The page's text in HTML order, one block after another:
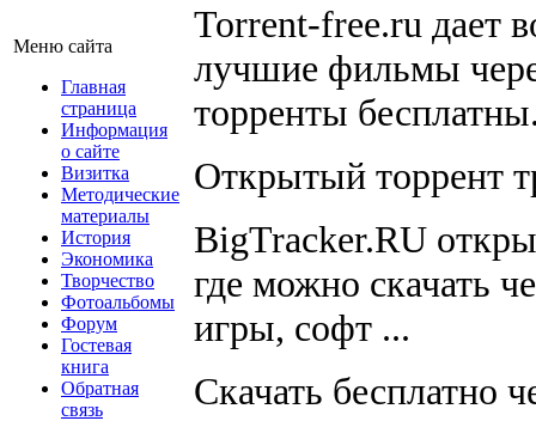
Меню сайта
Главная
страница
Информация
о сайте
Визитка
Методические
материалы
История
Экономика
Творчество
Фотоальбомы
Форум
Гостевая
книга
Обратная
связь
Torrent-free.ru дает
лучшие фильмы
торренты
Открытый торрент
BigTracker.RU
где можно скачать
игры, софт ...
Скачать бесплатно